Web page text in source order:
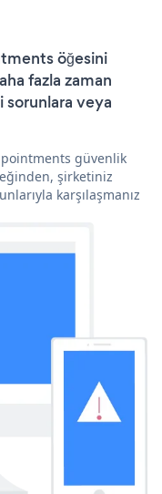
öğesini
fazla zaman
sorunlara veya
güvenlik
şirketiniz
karşılaşmanız